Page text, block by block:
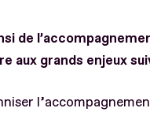
de
aux grands enjeux